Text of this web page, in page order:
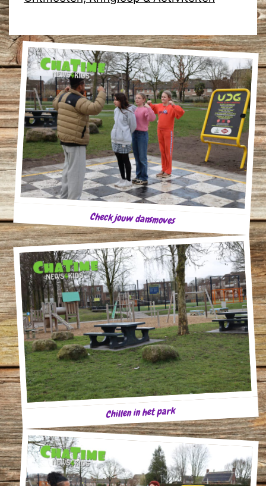
Check jouw dansmoves
Chillen in het park